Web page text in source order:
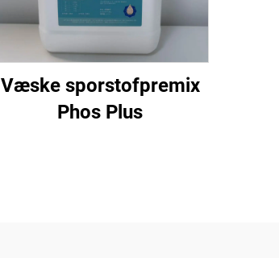
Væske sporstofpremix
Phos Plus